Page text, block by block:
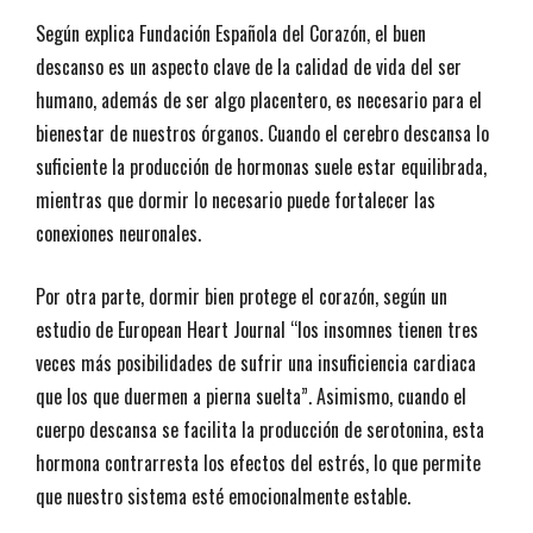
Según explica Fundación Española del Corazón, el buen
descanso es un aspecto clave de la calidad de vida del ser
humano, además de ser algo placentero, es necesario para el
bienestar de nuestros órganos. Cuando el cerebro descansa lo
suficiente la producción de hormonas suele estar equilibrada,
mientras que dormir lo necesario puede fortalecer las
conexiones neuronales.
Por otra parte, dormir bien protege el corazón, según un
estudio de European Heart Journal “los insomnes tienen tres
veces más posibilidades de sufrir una insuficiencia cardiaca
que los que duermen a pierna suelta”. Asimismo, cuando el
cuerpo descansa se facilita la producción de serotonina, esta
hormona contrarresta los efectos del estrés, lo que permite
que nuestro sistema esté emocionalmente estable.